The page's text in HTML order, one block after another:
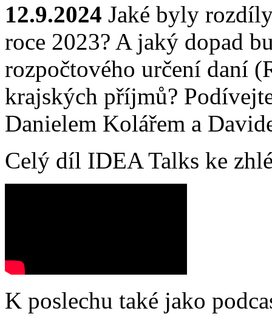
12.9.2024 Jaké byly
roce 2023? A jaký dopad
rozpočtového určení daní
krajských příjmů?
Danielem Kolářem a
Celý díl IDEA Talks ke
K poslechu také jako